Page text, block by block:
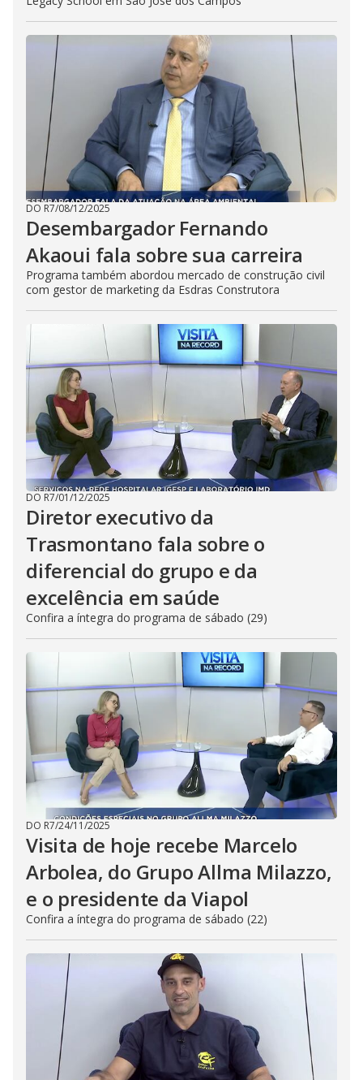
DO R7/08/12/2025
Desembargador Fernando
Akaoui fala sobre sua carreira
Programa também abordou mercado de construção civil
com gestor de marketing da Esdras Construtora
DO R7/01/12/2025
Diretor executivo da
Trasmontano fala sobre o
diferencial do grupo e da
excelência em saúde
Confira a íntegra do programa de sábado (29)
DO R7/24/11/2025
Visita de hoje recebe Marcelo
Arbolea, do Grupo Allma Milazzo,
e o presidente da Viapol
Confira a íntegra do programa de sábado (22)